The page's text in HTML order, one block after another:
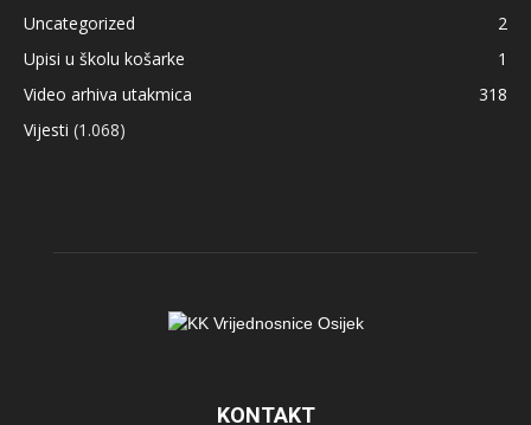
Uncategorized
2
Upisi u školu košarke
1
Video arhiva utakmica
318
Vijesti (1.068)
KONTAKT